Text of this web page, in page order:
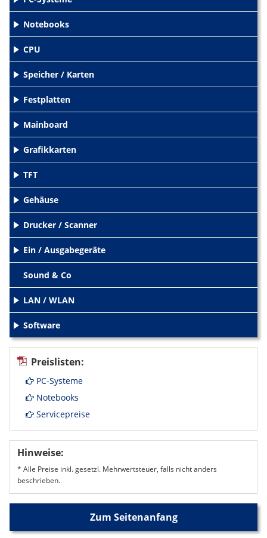
Notebooks
+CPU
+Speicher / Karten
Festplatten
Mainboard
+Grafikkarten
TFT
+Gehäuse
Drucker / Scanner
Ein / Ausgabegeräte
Sound & Co
LAN / WLAN
+Software
Preislisten:
PC-Systeme
Notebooks
Servicepreise
Hinweise:
* Alle Preise inkl. gesetzl. Mehrwertsteuer, falls nicht anders
beschrieben.
Zum Seitenanfang